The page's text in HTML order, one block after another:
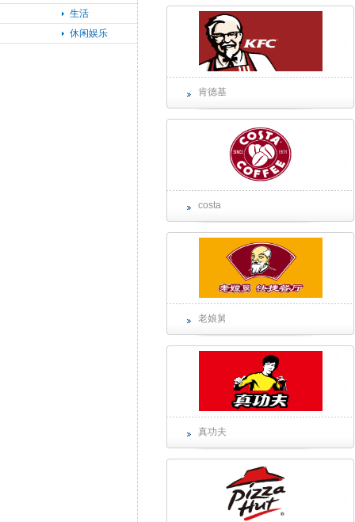
生活
休闲娱乐
肯德基
costa
老娘舅
真功夫